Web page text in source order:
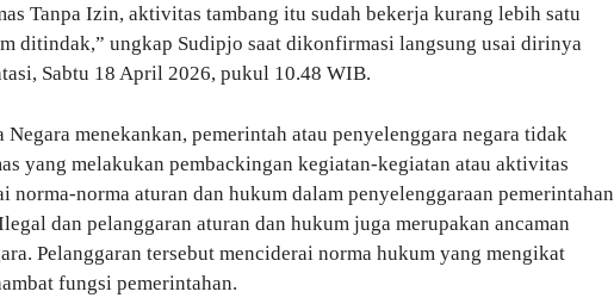
Tanpa Izin, aktivitas tambang itu sudah bekerja kurang lebih satu
ditindak,” ungkap Sudipjo saat dikonfirmasi langsung usai dirinya
Sabtu 18 April 2026, pukul 10.48 WIB.
menekankan, pemerintah atau penyelenggara negara tidak
yang melakukan pembackingan kegiatan-kegiatan atau aktivitas
norma aturan dan hukum dalam penyelenggaraan pemerintahan
dan pelanggaran aturan dan hukum juga merupakan ancaman
Pelanggaran tersebut menciderai norma hukum yang mengikat
fungsi pemerintahan.